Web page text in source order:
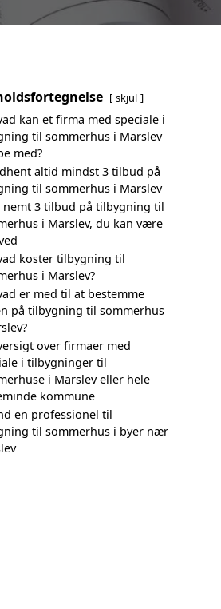
skjul
kan et firma med speciale i
til sommerhus i Marslev
med?
altid mindst 3 tilbud på
til sommerhus i Marslev
nemt 3 tilbud på tilbygning til
i Marslev, du kan være
koster tilbygning til
i Marslev?
er med til at bestemme
på tilbygning til sommerhus
over firmaer med
i tilbygninger til
i Marslev eller hele
kommune
en professionel til
til sommerhus i byer nær